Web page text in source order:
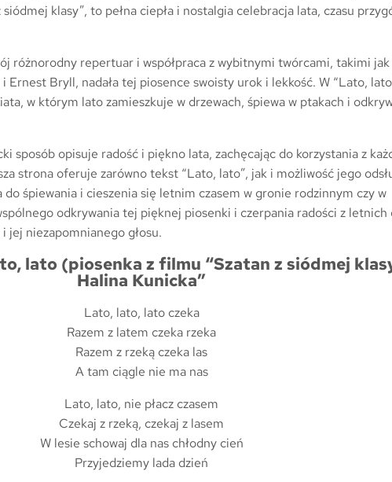
klasy”, to pełna ciepła i nostalgia celebracja lata, czasu
różnorodny repertuar i współpraca z wybitnymi twórcami, takimi
Ernest Bryll, nadała tej piosence swoisty urok i lekkość. W “Lato,
w którym lato zamieszkuje w drzewach, śpiewa w ptakach i
sposób opisuje radość i piękno lata, zachęcając do korzystania z
strona oferuje zarówno tekst “Lato, lato”, jak i możliwość jego
do śpiewania i cieszenia się letnim czasem w gronie rodzinnym czy w
odkrywania tej pięknej piosenki i czerpania radości z letnich
jej niezapomnianego głosu.
lato (piosenka z filmu “Szatan z siódmej
Halina Kunicka”
Lato, lato, lato czeka
Razem z latem czeka rzeka
Razem z rzeką czeka las
A tam ciągle nie ma nas
Lato, lato, nie płacz czasem
Czekaj z rzeką, czekaj z lasem
W lesie schowaj dla nas chłodny cień
Przyjedziemy lada dzień